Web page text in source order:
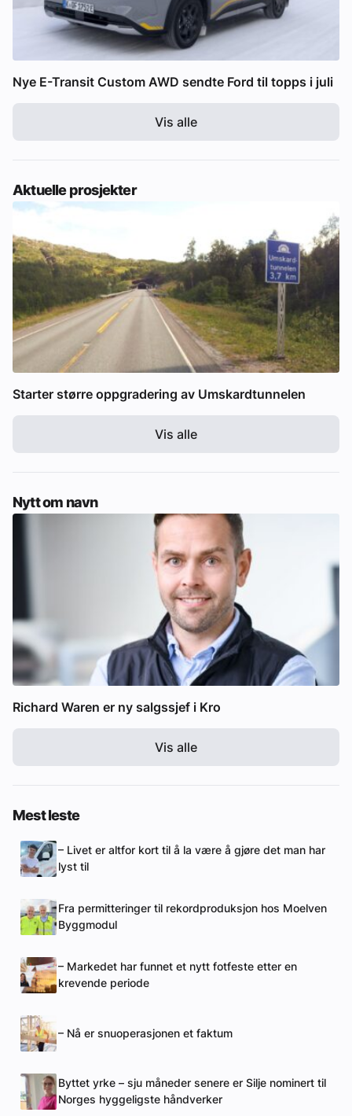
Nye E-Transit Custom AWD sendte Ford til topps i juli
Vis alle
Aktuelle prosjekter
Starter større oppgradering av Umskardtunnelen
Vis alle
Nytt om navn
Richard Waren er ny salgssjef i Kro
Vis alle
Mest leste
– Livet er altfor kort til å la være å gjøre det man har
lyst til
Fra permitteringer til rekordproduksjon hos Moelven
Byggmodul
– Markedet har funnet et nytt fotfeste etter en
krevende periode
– Nå er snuoperasjonen et faktum
Byttet yrke – sju måneder senere er Silje nominert til
Norges hyggeligste håndverker